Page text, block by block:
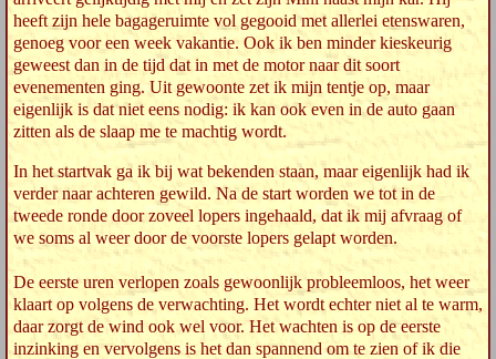
heeft zijn hele bagageruimte vol gegooid met allerlei etenswaren,
genoeg voor een week vakantie. Ook ik ben minder kieskeurig
geweest dan in de tijd dat in met de motor naar dit soort
evenementen ging. Uit gewoonte zet ik mijn tentje op, maar
eigenlijk is dat niet eens nodig: ik kan ook even in de auto gaan
zitten als de slaap me te machtig wordt.
In het startvak ga ik bij wat bekenden staan, maar eigenlijk had ik
verder naar achteren gewild. Na de start worden we tot in de
tweede ronde door zoveel lopers ingehaald, dat ik mij afvraag of
we soms al weer door de voorste lopers gelapt worden.
De eerste uren verlopen zoals gewoonlijk probleemloos, het weer
klaart op volgens de verwachting. Het wordt echter niet al te warm,
daar zorgt de wind ook wel voor. Het wachten is op de eerste
inzinking en vervolgens is het dan spannend om te zien of ik die